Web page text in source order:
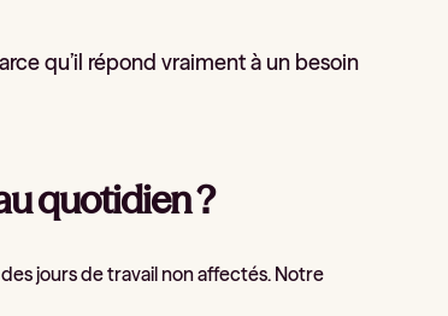
qu’il répond vraiment à un besoin
quotidien ?
jours de travail non affectés. Notre